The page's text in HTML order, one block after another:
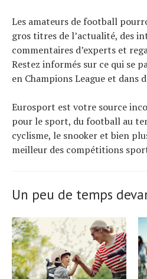
Les amateurs de football
gros titres de l’actualité, des
commentaires d’experts et
Restez informés sur ce qui se
en Champions League et dans
Eurosport est votre source
pour le sport, du football au
cyclisme, le snooker et bien
meilleur des compétitions
Un peu de temps